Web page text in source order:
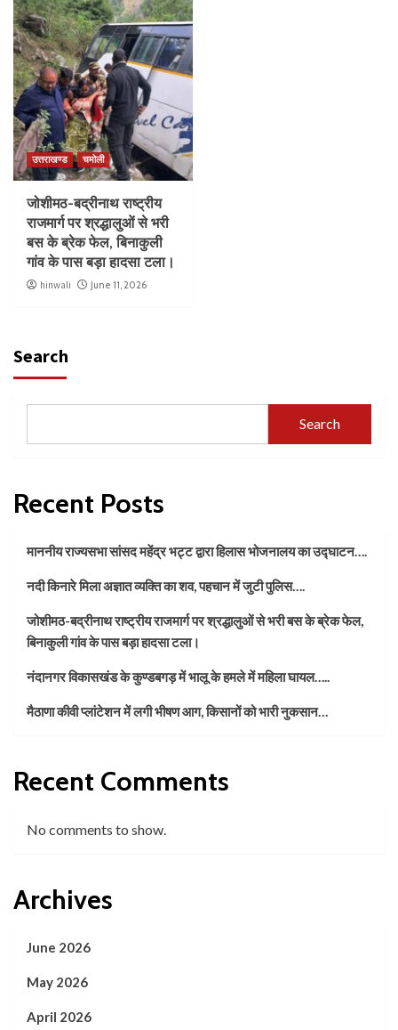
उत्तराखण्ड चमोली
जोशीमठ-बद्रीनाथ राष्ट्रीय
राजमार्ग पर श्रद्धालुओं से भरी
बस के ब्रेक फेल, बिनाकुली
गांव के पास बड़ा हादसा टला।
hinwali June 11, 2026
Search
Search
Recent Posts
माननीय राज्यसभा सांसद महेंद्र भट्ट द्वारा हिलास भोजनालय का उद्घाटन….
नदी किनारे मिला अज्ञात व्यक्ति का शव, पहचान में जुटी पुलिस….
जोशीमठ-बद्रीनाथ राष्ट्रीय राजमार्ग पर श्रद्धालुओं से भरी बस के ब्रेक फेल,
बिनाकुली गांव के पास बड़ा हादसा टला।
नंदानगर विकासखंड के कुण्डबगड़ में भालू के हमले में महिला घायल…..
मैठाणा कीवी प्लांटेशन में लगी भीषण आग, किसानों को भारी नुकसान…
Recent Comments
No comments to show.
Archives
June 2026
May 2026
April 2026